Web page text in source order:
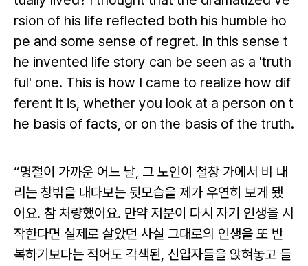
rsion of his life reflected both his humble ho
pe and some sense of regret. In this sense t
he invented life story can be seen as a 'truth
ful' one. This is how I came to realize how dif
ferent it is, whether you look at a person on t
he basis of facts, or on the basis of the truth.
“명절이 가까운 어느 날, 그 노인이 철창 가에서 비 내
리는 창밖을 내다보는 뒷모습을 제가 우연히 보게 됐
어요. 참 처량했어요. 만약 저분이 다시 자기 인생을 시
작한다면 실제로 살았던 사실 그대로의 인생을 또 반
복하기보다는 적어도 각색된, 신입자들을 앉혀놓고 들